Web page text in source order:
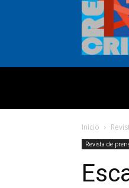
Inicio
Revista de